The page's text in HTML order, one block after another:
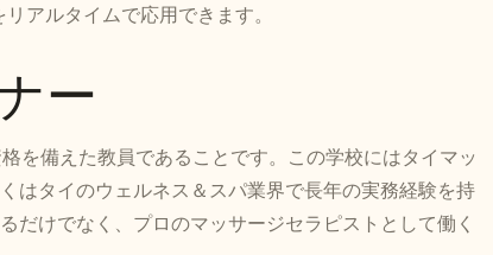
アルタイムで応用できます。
ー
を備えた教員であることです。この学校にはタイマッ
はタイのウェルネス＆スパ業界で長年の実務経験を持
だけでなく、プロのマッサージセラピストとして働く